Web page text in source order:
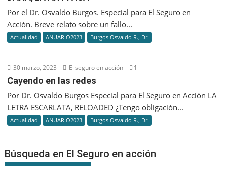
PAGA
Por el Dr. Osvaldo Burgos. Especial para El Seguro en
Acción. Breve relato sobre un fallo...
Actualidad ANUARIO2023 Burgos Osvaldo R., Dr.
30 marzo, 2023 El seguro en acción 1
Cayendo en las redes
Por Dr. Osvaldo Burgos Especial para El Seguro en Acción LA
LETRA ESCARLATA, RELOADED ¿Tengo obligación...
Actualidad ANUARIO2023 Burgos Osvaldo R., Dr.
Búsqueda en El Seguro en acción